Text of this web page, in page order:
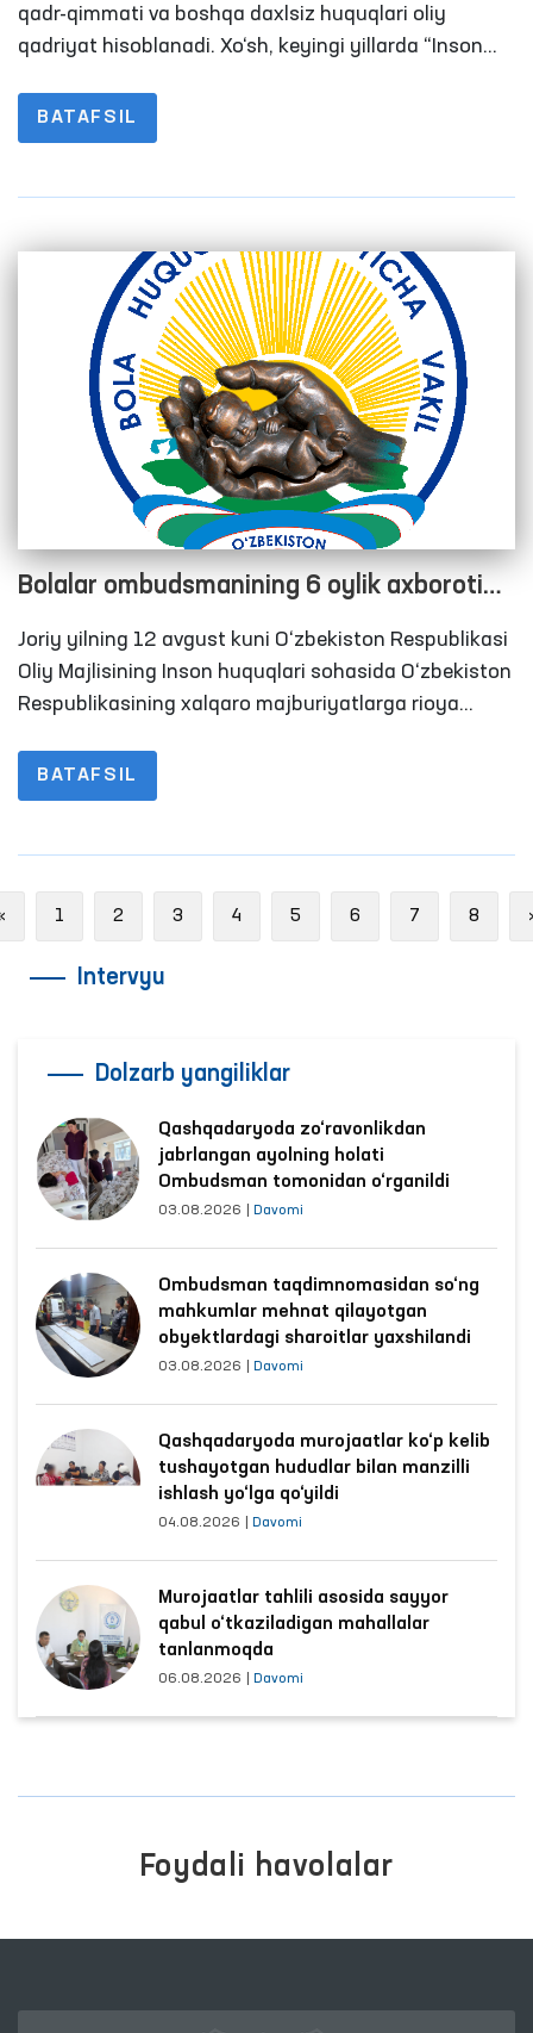
qadr-qimmati va boshqa daxlsiz huquqlari oliy
qadriyat hisoblanadi. Xo‘sh, keyingi yillarda “Inson
amalga oshirilmoqda? Umuman, inson huquqlari
hamda erkinliklarini muhofaza qilishning taʼsirli
xalqimiz rozimi?
BATAFSIL
Bolalar ombudsmanining 6 oylik axboroti
eshitildi
Joriy yilning 12 avgust kuni O‘zbekiston Respublikasi
Oliy Majlisining Inson huquqlari sohasida O‘zbekiston
Respublikasining xalqaro majburiyatlarga rioya
navbatdagi yig‘ilishi bo‘lib o‘tdi.
BATAFSIL
Previous
1 2 3 4 5 6 7 8
Intervyu
Dolzarb yangiliklar
Qashqadaryoda zo‘ravonlikdan
jabrlangan ayolning holati
Ombudsman tomonidan o‘rganildi
03.08.2026 Davomi
Ombudsman taqdimnomasidan so‘ng
mahkumlar mehnat qilayotgan
obyektlardagi sharoitlar yaxshilandi
03.08.2026 Davomi
Qashqadaryoda murojaatlar ko‘p kelib
tushayotgan hududlar bilan manzilli
ishlash yo‘lga qo‘yildi
04.08.2026 Davomi
Murojaatlar tahlili asosida sayyor
qabul o‘tkaziladigan mahallalar
tanlanmoqda
06.08.2026 Davomi
Foydali havolalar